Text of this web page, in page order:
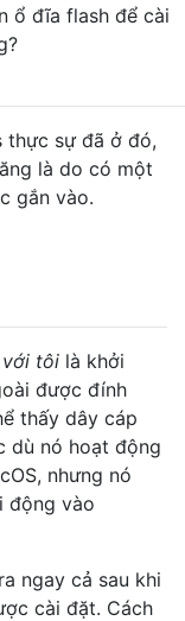
ổ đĩa flash để cài
thực sự đã ở đó,
là do có một
gắn vào.
tôi là khởi
được đính
thấy dây cáp
dù nó hoạt động
nhưng nó
động vào
ngay cả sau khi
cài đặt. Cách